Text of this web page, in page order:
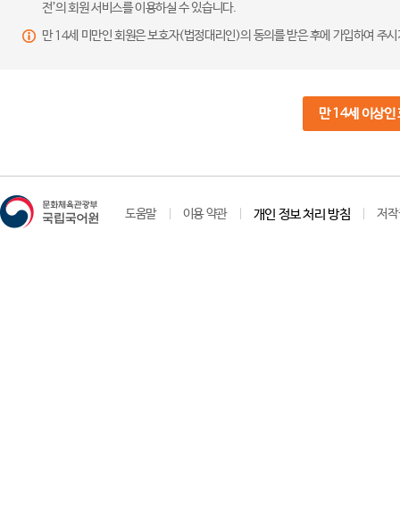
전’의 회원 서비스를 이용하실 수 있습니다.
만 14세 미만인 회원은 보호자(법정대리인)의 동의를 받은 후에 가입하여 주
만 14세 이상인
도움말 이용 약관 개인 정보 처리 방침 저